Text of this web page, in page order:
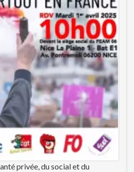
privée, du social et du